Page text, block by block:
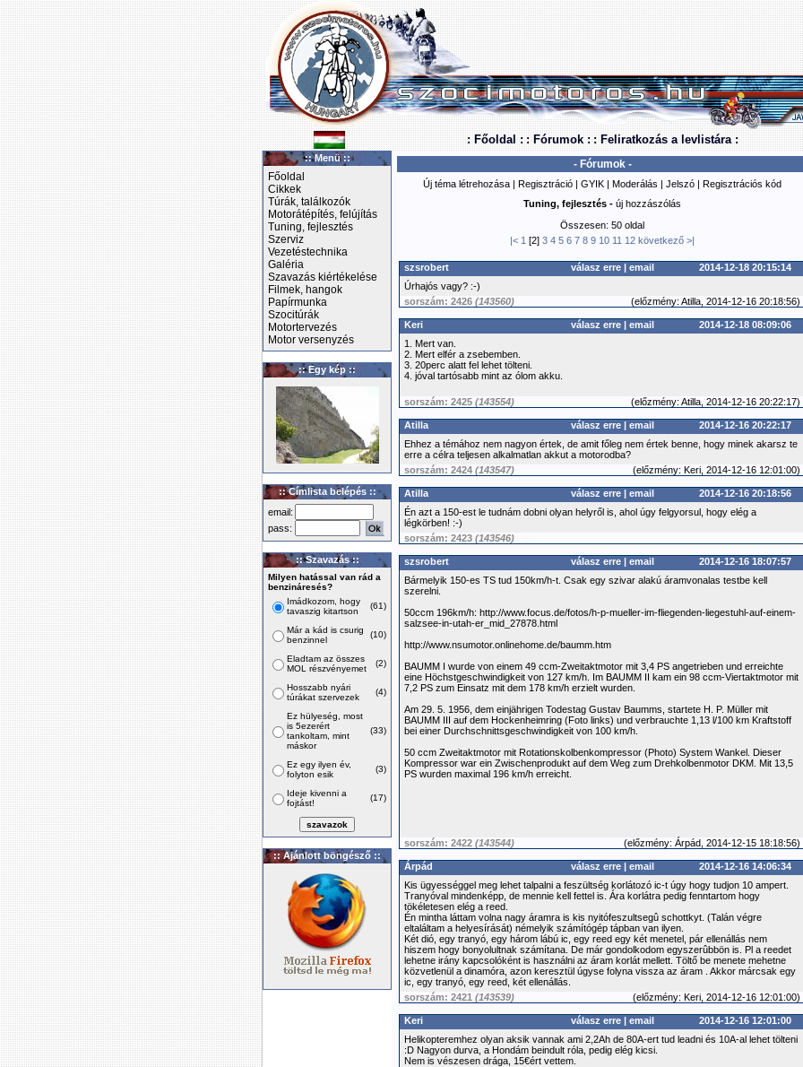
: Főoldal : : Fórumok : : Feliratkozás a levlistára :
:: Menü ::
Főoldal
Cikkek
Túrák, találkozók
Motorátépítés, felújítás
Tuning, fejlesztés
Szerviz
Vezetéstechnika
Galéria
Szavazás kiértékelése
Filmek, hangok
Papírmunka
Szocitúrák
Motortervezés
Motor versenyzés
:: Egy kép ::
:: Címlista belépés ::
email:
pass:
:: Szavazás ::
Milyen hatással van rád a
benzináresés?
Imádkozom, hogy
tavaszig kitartson
(61)
Már a kád is csurig
benzinnel
(10)
Eladtam az összes
MOL részvényemet
(2)
Hosszabb nyári
túrákat szervezek
(4)
Ez hülyeség, most
is 5ezerért
tankoltam, mint
máskor
(33)
Ez egy ilyen év,
folyton esik
(3)
Ideje kivenni a
fojtást!
(17)
:: Ajánlott böngésző ::
- Fórumok -
Új téma létrehozása | Regisztráció | GYIK | Moderálás | Jelszó | Regisztrációs kód
Tuning, fejlesztés - új hozzászólás
Összesen: 50 oldal
|< 1 [2] 3 4 5 6 7 8 9 10 11 12 következő >|
szsrobert válasz erre | email
2014-12-18 20:15:14
Úrhajós vagy? :-)
sorszám: 2426 (143560) (előzmény: Atilla, 2014-12-16 20:18:56)
Keri válasz erre | email
2014-12-18 08:09:06
1. Mert van.
2. Mert elfér a zsebemben.
3. 20perc alatt fel lehet tölteni.
4. jóval tartósabb mint az ólom akku.
sorszám: 2425 (143554) (előzmény: Atilla, 2014-12-16 20:22:17)
Atilla válasz erre | email
2014-12-16 20:22:17
Ehhez a témához nem nagyon értek, de amit főleg nem értek benne, hogy minek akarsz te
erre a célra teljesen alkalmatlan akkut a motorodba?
sorszám: 2424 (143547) (előzmény: Keri, 2014-12-16 12:01:00)
Atilla válasz erre | email
2014-12-16 20:18:56
Én azt a 150-est le tudnám dobni olyan helyről is, ahol úgy felgyorsul, hogy elég a
légkörben! :-)
sorszám: 2423 (143546)
szsrobert válasz erre | email
2014-12-16 18:07:57
Bármelyik 150-es TS tud 150km/h-t. Csak egy szivar alakú áramvonalas testbe kell
szerelni.
50ccm 196km/h: http://www.focus.de/fotos/h-p-mueller-im-fliegenden-liegestuhl-auf-einem-
salzsee-in-utah-er_mid_27878.html
http://www.nsumotor.onlinehome.de/baumm.htm
BAUMM I wurde von einem 49 ccm-Zweitaktmotor mit 3,4 PS angetrieben und erreichte
eine Höchstgeschwindigkeit von 127 km/h. Im BAUMM II kam ein 98 ccm-Viertaktmotor mit
7,2 PS zum Einsatz mit dem 178 km/h erzielt wurden.
Am 29. 5. 1956, dem einjährigen Todestag Gustav Baumms, startete H. P. Müller mit
BAUMM III auf dem Hockenheimring (Foto links) und verbrauchte 1,13 l/100 km Kraftstoff
bei einer Durchschnittsgeschwindigkeit von 100 km/h.
50 ccm Zweitaktmotor mit Rotationskolbenkompressor (Photo) System Wankel. Dieser
Kompressor war ein Zwischenprodukt auf dem Weg zum Drehkolbenmotor DKM. Mit 13,5
PS wurden maximal 196 km/h erreicht.
sorszám: 2422 (143544) (előzmény: Árpád, 2014-12-15 18:18:56)
Árpád válasz erre | email
2014-12-16 14:06:34
Kis ügyességgel meg lehet talpalni a feszültség korlátozó ic-t úgy hogy tudjon 10 ampert.
Tranyóval mindenképp, de mennie kell fettel is. Ára korlátra pedig fenntartom hogy
tökéletesen elég a reed.
Én mintha láttam volna nagy áramra is kis nyitófeszultsegû schottkyt. (Talán végre
eltaláltam a helyesírását) némelyik számítógép tápban van ilyen.
Két dió, egy tranyó, egy három lábú ic, egy reed egy két menetel, pár ellenállás nem
hiszem hogy bonyolultnak számítana. De már gondolkodom egyszerûbbön is. Pl a reedet
lehetne irány kapcsolóként is használni az áram korlát mellett. Töltő be menete mehetne
közvetlenül a dinamóra, azon keresztül úgyse folyna vissza az áram . Akkor márcsak egy
ic, egy tranyó, egy reed, két ellenállás.
sorszám: 2421 (143539) (előzmény: Keri, 2014-12-16 12:01:00)
Keri válasz erre | email
2014-12-16 12:01:00
Helikopteremhez olyan aksik vannak ami 2,2Ah de 80A-ert tud leadni és 10A-al lehet tölteni
:D Nagyon durva, a Hondám beindult róla, pedig elég kicsi.
Nem is vészesen drága, 15€ért vettem.